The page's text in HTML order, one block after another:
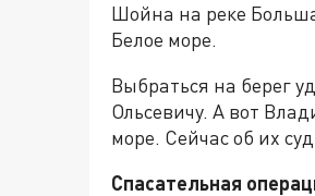
Шойна на реке
Белое море.
Выбраться на берег
Ольсевичу. А вот
море. Сейчас об их
Спасательная